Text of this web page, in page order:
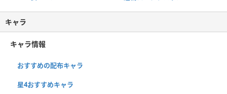
キャラ
キャラ情報
おすすめの配布キャラ
星4おすすめキャラ